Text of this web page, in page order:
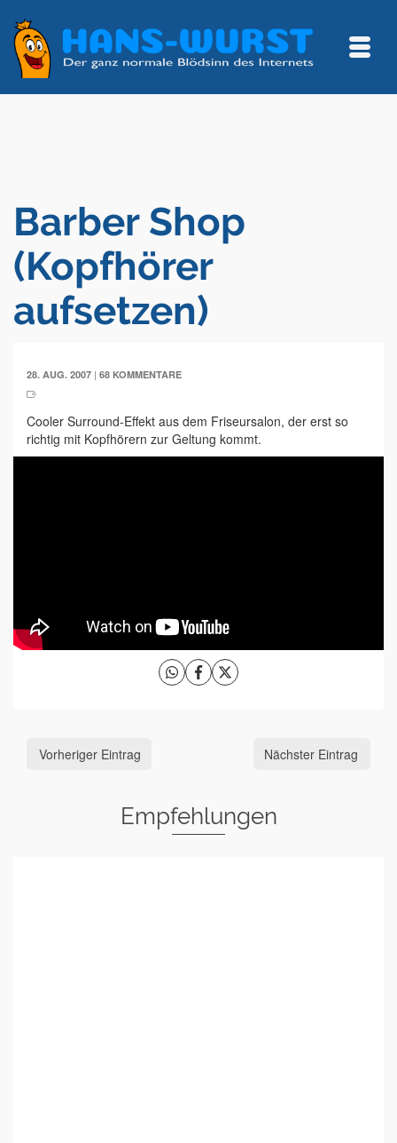
Barber Shop
(Kopfhörer
aufsetzen)
28. AUG. 2007 | 68 KOMMENTARE
Cooler Surround-Effekt aus dem Friseursalon, der erst so
richtig mit Kopfhörern zur Geltung kommt.
Vorheriger Eintrag Nächster Eintrag
Empfehlungen